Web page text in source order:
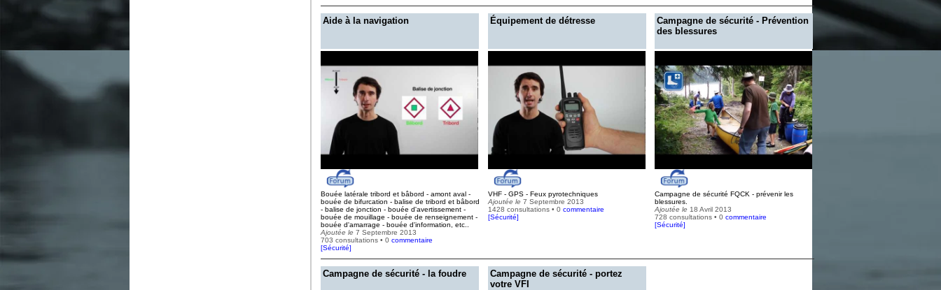
Aide à la navigation
Bouée latérale tribord et bâbord - amont aval -
bouée de bifurcation - balise de tribord et bâbord
- balise de jonction - bouée d'avertissement -
bouée de mouillage - bouée de renseignement -
bouée d'amarrage - bouée d'information, etc..
Ajoutée le 7 Septembre 2013
703 consultations • 0 commentaire
[Sécurité]
Équipement de détresse
VHF - GPS - Feux pyrotechniques
Ajoutée le 7 Septembre 2013
1428 consultations • 0 commentaire
[Sécurité]
Campagne de sécurité - Prévention
des blessures
Campagne de sécurité FQCK - prévenir les
blessures.
Ajoutée le 18 Avril 2013
728 consultations • 0 commentaire
[Sécurité]
Campagne de sécurité - la foudre
Campagne de sécurité - portez
votre VFI